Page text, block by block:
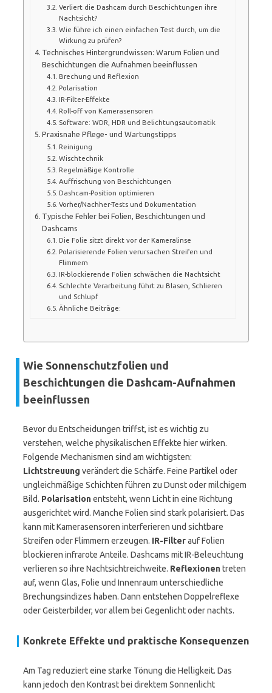
Verliert die Dashcam durch Beschichtungen ihre
Nachtsicht?
Wie führe ich einen einfachen Test durch, um die
Wirkung zu prüfen?
Technisches Hintergrundwissen: Warum Folien und
Beschichtungen die Aufnahmen beeinflussen
Brechung und Reflexion
Polarisation
IR-Filter-Effekte
Roll-off von Kamerasensoren
Software: WDR, HDR und Belichtungsautomatik
Praxisnahe Pflege- und Wartungstipps
Reinigung
Wischtechnik
Regelmäßige Kontrolle
Auffrischung von Beschichtungen
Dashcam-Position optimieren
Vorher/Nachher-Tests und Dokumentation
Typische Fehler bei Folien, Beschichtungen und
Dashcams
Die Folie sitzt direkt vor der Kameralinse
Polarisierende Folien verursachen Streifen und
Flimmern
IR-blockierende Folien schwächen die Nachtsicht
Schlechte Verarbeitung führt zu Blasen, Schlieren
und Schlupf
Ähnliche Beiträge:
Wie Sonnenschutzfolien und
Beschichtungen die Dashcam-Aufnahmen
beeinflussen
Bevor du Entscheidungen triffst, ist es wichtig zu
verstehen, welche physikalischen Effekte hier wirken.
Folgende Mechanismen sind am wichtigsten:
Lichtstreuung verändert die Schärfe. Feine Partikel oder
ungleichmäßige Schichten führen zu Dunst oder milchigem
Bild. Polarisationentsteht, wenn Licht in eine Richtung
ausgerichtet wird. Manche Folien sind stark polarisiert. Das
kann mit Kamerasensoren interferieren und sichtbare
Streifen oder Flimmern erzeugen. IR-Filterauf Folien
blockieren infrarote Anteile. Dashcams mit IR-Beleuchtung
verlieren so ihre Nachtsichtreichweite. Reflexionentreten
auf, wenn Glas, Folie und Innenraum unterschiedliche
Brechungsindizes haben. Dann entstehen Doppelreflexe
oder Geisterbilder, vor allem bei Gegenlicht oder nachts.
Konkrete Effekte und praktische Konsequenzen
Am Tag reduziert eine starke Tönung die Helligkeit. Das
kann jedoch den Kontrast bei direktem Sonnenlicht